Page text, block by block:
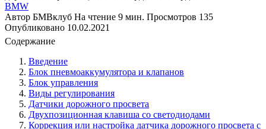
BMW
Автор БМВклуб На чтение 9 мин. Просмотров 135
Опубликовано 10.02.2021
Содержание
Введение
Блок пневмоаккумулятора и клапанов
Блок управления
Виды регулирования
Датчики дорожного просвета
Двухпозиционная клавиша со светодиодами
Коррекция или настройка датчика дорожного просвета с